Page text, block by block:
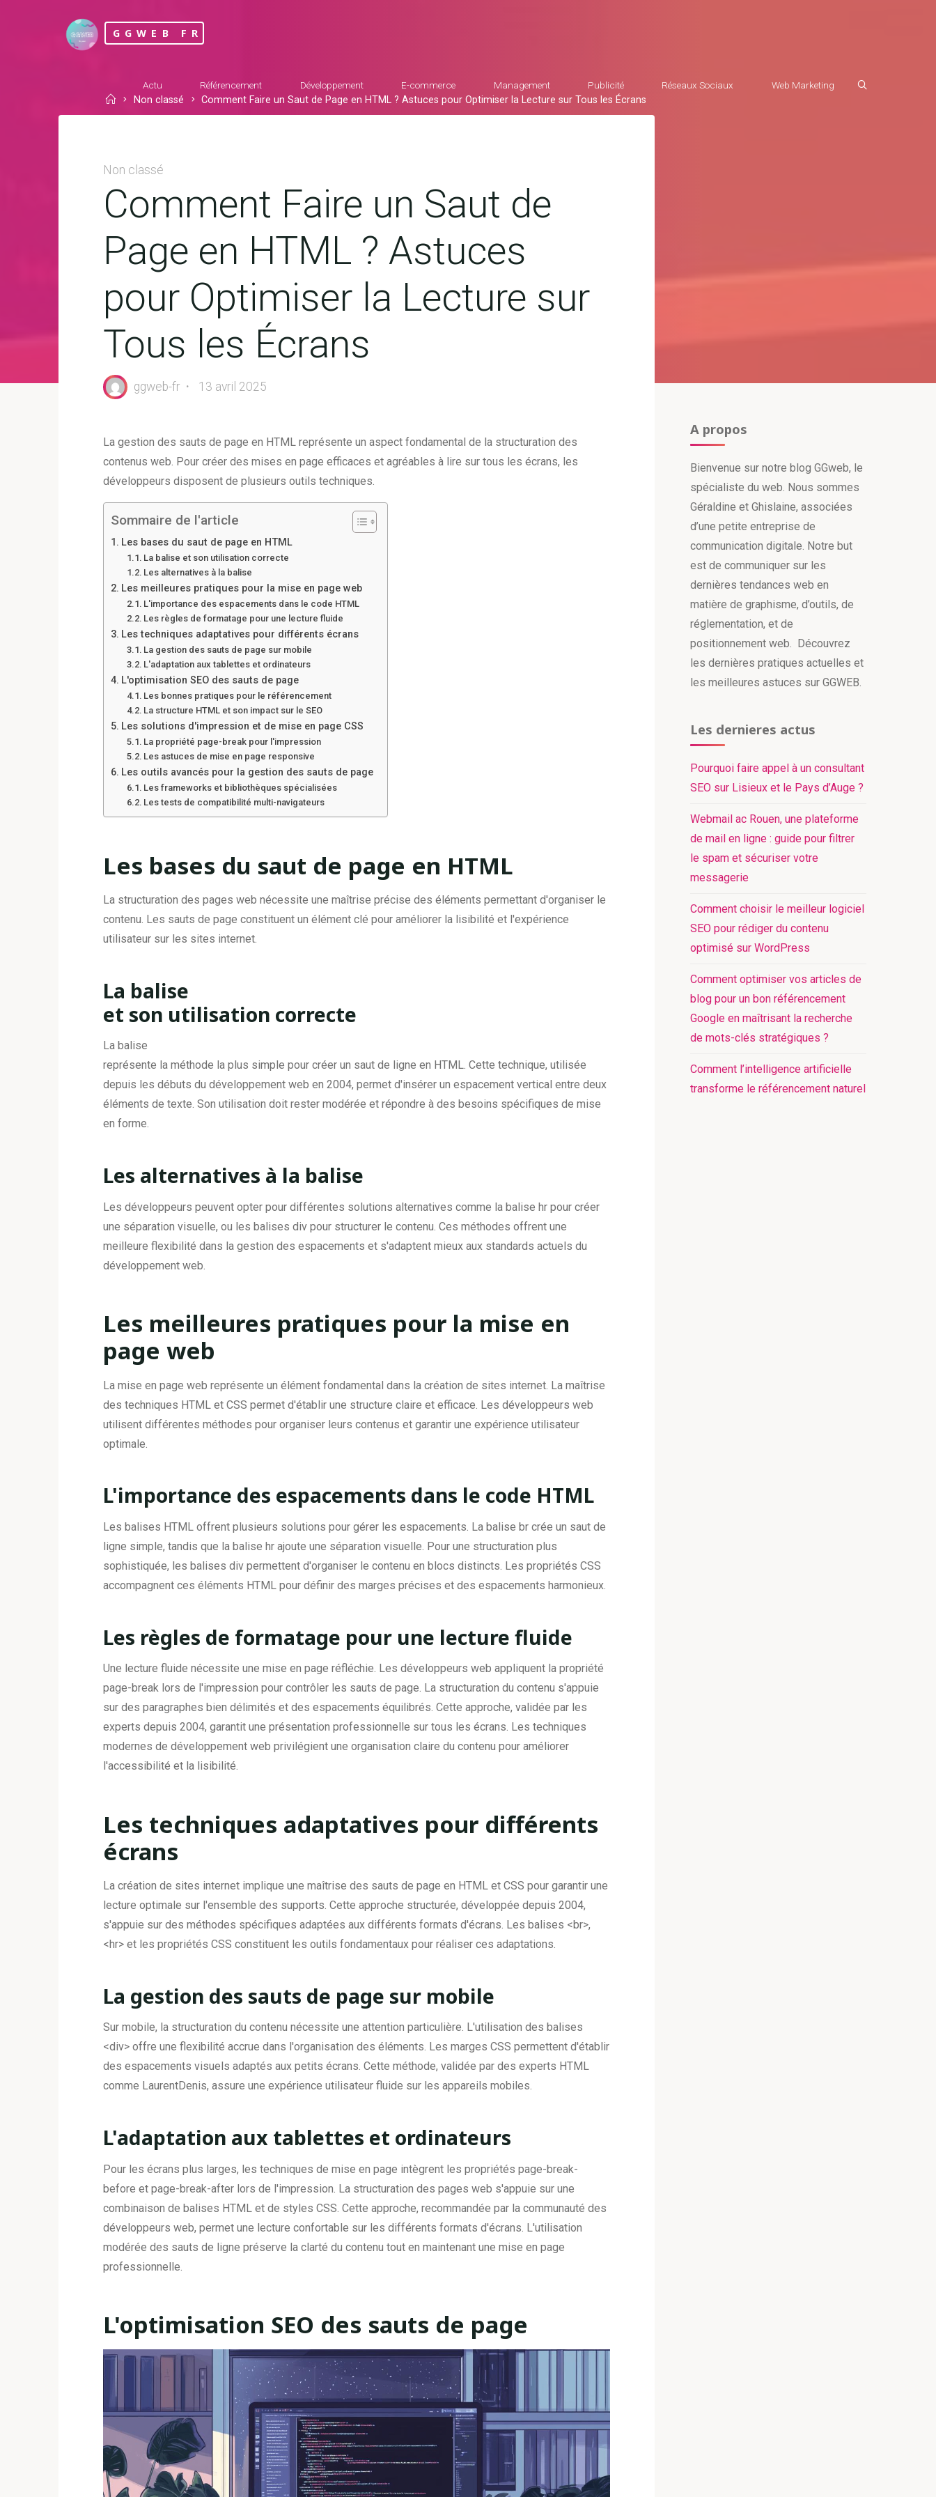
GGWEB FR
Actu Référencement Développement E-commerce Management Publicité Réseaux Sociaux Web Marketing
HomeNon classé Comment Faire un Saut de Page en HTML ? Astuces pour Optimiser la Lecture sur Tous les Écrans
Non classé
Comment Faire un Saut de
Page en HTML ? Astuces
pour Optimiser la Lecture sur
Tous les Écrans
ggweb-fr 13 avril 2025
La gestion des sauts de page en HTML représente un aspect fondamental de la structuration des
contenus web. Pour créer des mises en page efficaces et agréables à lire sur tous les écrans, les
développeurs disposent de plusieurs outils techniques.
Sommaire de l'article
Les bases du saut de page en HTML
La balise et son utilisation correcte
Les alternatives à la balise
Les meilleures pratiques pour la mise en page web
L'importance des espacements dans le code HTML
Les règles de formatage pour une lecture fluide
Les techniques adaptatives pour différents écrans
La gestion des sauts de page sur mobile
L'adaptation aux tablettes et ordinateurs
L'optimisation SEO des sauts de page
Les bonnes pratiques pour le référencement
La structure HTML et son impact sur le SEO
Les solutions d'impression et de mise en page CSS
La propriété page-break pour l'impression
Les astuces de mise en page responsive
Les outils avancés pour la gestion des sauts de page
Les frameworks et bibliothèques spécialisées
Les tests de compatibilité multi-navigateurs
Les bases du saut de page en HTML
La structuration des pages web nécessite une maîtrise précise des éléments permettant d'organiser le
contenu. Les sauts de page constituent un élément clé pour améliorer la lisibilité et l'expérience
utilisateur sur les sites internet.
La balise
et son utilisation correcte
La balise
représente la méthode la plus simple pour créer un saut de ligne en HTML. Cette technique, utilisée
depuis les débuts du développement web en 2004, permet d'insérer un espacement vertical entre deux
éléments de texte. Son utilisation doit rester modérée et répondre à des besoins spécifiques de mise
en forme.
Les alternatives à la balise
Les développeurs peuvent opter pour différentes solutions alternatives comme la balise hr pour créer
une séparation visuelle, ou les balises div pour structurer le contenu. Ces méthodes offrent une
meilleure flexibilité dans la gestion des espacements et s'adaptent mieux aux standards actuels du
développement web.
Les meilleures pratiques pour la mise en
page web
La mise en page web représente un élément fondamental dans la création de sites internet. La maîtrise
des techniques HTML et CSS permet d'établir une structure claire et efficace. Les développeurs web
utilisent différentes méthodes pour organiser leurs contenus et garantir une expérience utilisateur
optimale.
L'importance des espacements dans le code HTML
Les balises HTML offrent plusieurs solutions pour gérer les espacements. La balise br crée un saut de
ligne simple, tandis que la balise hr ajoute une séparation visuelle. Pour une structuration plus
sophistiquée, les balises div permettent d'organiser le contenu en blocs distincts. Les propriétés CSS
accompagnent ces éléments HTML pour définir des marges précises et des espacements harmonieux.
Les règles de formatage pour une lecture fluide
Une lecture fluide nécessite une mise en page réfléchie. Les développeurs web appliquent la propriété
page-break lors de l'impression pour contrôler les sauts de page. La structuration du contenu s'appuie
sur des paragraphes bien délimités et des espacements équilibrés. Cette approche, validée par les
experts depuis 2004, garantit une présentation professionnelle sur tous les écrans. Les techniques
modernes de développement web privilégient une organisation claire du contenu pour améliorer
l'accessibilité et la lisibilité.
Les techniques adaptatives pour différents
écrans
La création de sites internet implique une maîtrise des sauts de page en HTML et CSS pour garantir une
lecture optimale sur l'ensemble des supports. Cette approche structurée, développée depuis 2004,
s'appuie sur des méthodes spécifiques adaptées aux différents formats d'écrans. Les balises <br>,
<hr> et les propriétés CSS constituent les outils fondamentaux pour réaliser ces adaptations.
La gestion des sauts de page sur mobile
Sur mobile, la structuration du contenu nécessite une attention particulière. L'utilisation des balises
<div> offre une flexibilité accrue dans l'organisation des éléments. Les marges CSS permettent d'établir
des espacements visuels adaptés aux petits écrans. Cette méthode, validée par des experts HTML
comme LaurentDenis, assure une expérience utilisateur fluide sur les appareils mobiles.
L'adaptation aux tablettes et ordinateurs
Pour les écrans plus larges, les techniques de mise en page intègrent les propriétés page-break-
before et page-break-after lors de l'impression. La structuration des pages web s'appuie sur une
combinaison de balises HTML et de styles CSS. Cette approche, recommandée par la communauté des
développeurs web, permet une lecture confortable sur les différents formats d'écrans. L'utilisation
modérée des sauts de ligne préserve la clarté du contenu tout en maintenant une mise en page
professionnelle.
L'optimisation SEO des sauts de page
A propos
Bienvenue sur notre blog GGweb, le
spécialiste du web. Nous sommes
Géraldine et Ghislaine, associées
d’une petite entreprise de
communication digitale. Notre but
est de communiquer sur les
dernières tendances web en
matière de graphisme, d’outils, de
réglementation, et de
positionnement web. Découvrez
les dernières pratiques actuelles et
les meilleures astuces sur GGWEB.
Les dernieres actus
Pourquoi faire appel à un consultant
SEO sur Lisieux et le Pays d’Auge ?
Webmail ac Rouen, une plateforme
de mail en ligne : guide pour filtrer
le spam et sécuriser votre
messagerie
Comment choisir le meilleur logiciel
SEO pour rédiger du contenu
optimisé sur WordPress
Comment optimiser vos articles de
blog pour un bon référencement
Google en maîtrisant la recherche
de mots-clés stratégiques ?
Comment l’intelligence artificielle
transforme le référencement naturel